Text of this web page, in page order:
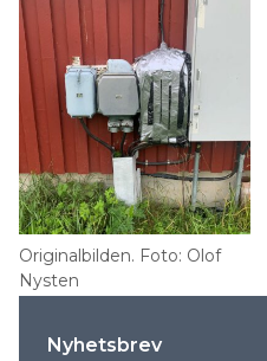
Originalbilden. Foto: Olof
Nysten
Nyhetsbrev